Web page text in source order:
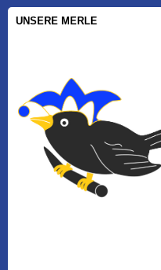
UNSERE MERLE